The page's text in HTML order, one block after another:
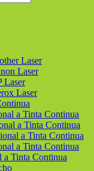
Laser
Laser
Laser
Laser
a Tinta Continua
a Tinta Continua
a Tinta Continua
a Tinta Continua
Tinta Continua